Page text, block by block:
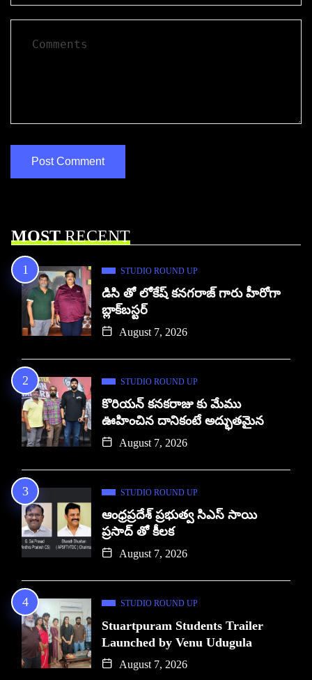
MOSTRECENT
STUDIO ROUND UP
డిసి తో లోకేష్ కనగరాజ్ గారు హీరోగా
బ్లాక్‌బస్టర్
August 7, 2026
STUDIO ROUND UP
కొరియన్ కనకరాజు కు మేము
ఊహించిన దానికంటే అద్భుతమైన
August 7, 2026
STUDIO ROUND UP
ఆంధ్రప్రదేశ్ ప్రభుత్వ సిఎస్ సాయి
ప్రసాద్ తో కీలక
August 7, 2026
STUDIO ROUND UP
Stuartpuram Students Trailer
Launched by Venu Udugula
August 7, 2026